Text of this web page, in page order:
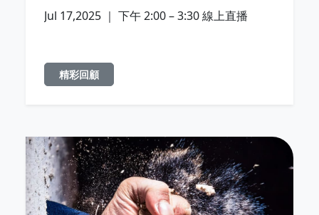
Jul 17,2025 ｜ 下午 2:00 – 3:30 線上直播
精彩回顧